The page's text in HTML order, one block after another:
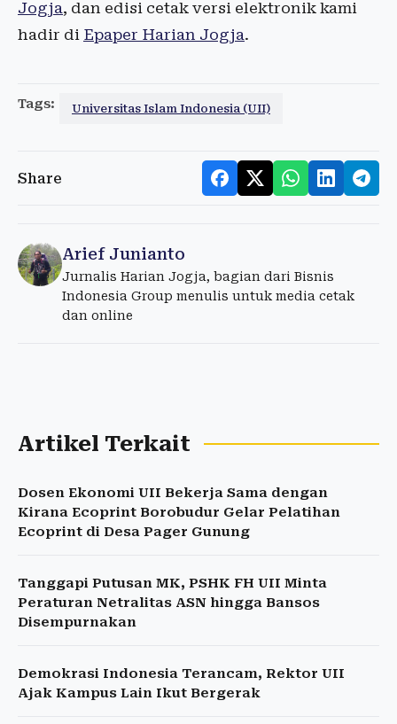
Jogja, dan edisi cetak versi elektronik kami
hadir di Epaper Harian Jogja.
Tags: Universitas Islam Indonesia (UII)
Share
Arief Junianto
Jurnalis Harian Jogja, bagian dari Bisnis
Indonesia Group menulis untuk media cetak
dan online
Artikel Terkait
Dosen Ekonomi UII Bekerja Sama dengan
Kirana Ecoprint Borobudur Gelar Pelatihan
Ecoprint di Desa Pager Gunung
Tanggapi Putusan MK, PSHK FH UII Minta
Peraturan Netralitas ASN hingga Bansos
Disempurnakan
Demokrasi Indonesia Terancam, Rektor UII
Ajak Kampus Lain Ikut Bergerak